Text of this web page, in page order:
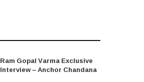
Ram Gopal Varma Exclusive
Interview – Anchor Chandana